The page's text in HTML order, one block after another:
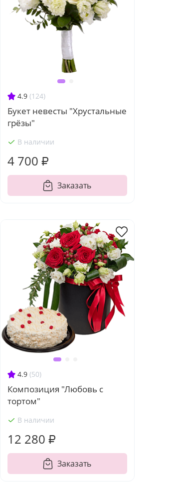
4.9 (124)
Букет невесты "Хрустальные
грёзы"
В наличии
4 700 ₽
Заказать
4.9 (50)
Композиция "Любовь с
тортом"
В наличии
12 280 ₽
Заказать